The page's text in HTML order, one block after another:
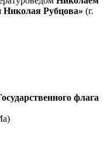
Николая Рубцова» (г.
флага